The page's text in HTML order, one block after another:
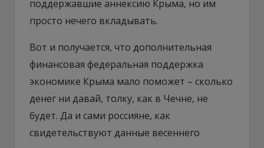
поддержавшие аннексию Крыма, но им
просто нечего вкладывать.
Вот и получается, что дополнительная
финансовая федеральная поддержка
экономике Крыма мало поможет – сколько
денег ни давай, толку, как в Чечне, не
будет. Да и сами россияне, как
свидетельствуют данные весеннего